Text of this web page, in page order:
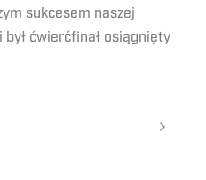
sukcesem naszej
ćwierćfinał osiągnięty